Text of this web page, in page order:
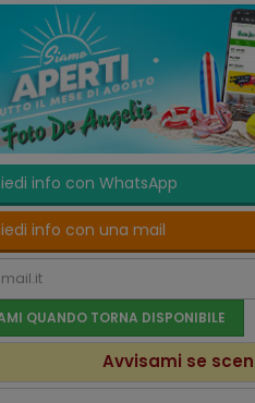
info con WhatsApp
info con una mail
QUANDO TORNA DISPONIBILE
Avvisami se